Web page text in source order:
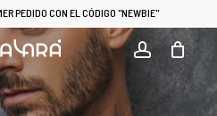
PEDIDO CON EL CÓDIGO "NEWBIE"
account
CLOSE
CART
Close
Filters